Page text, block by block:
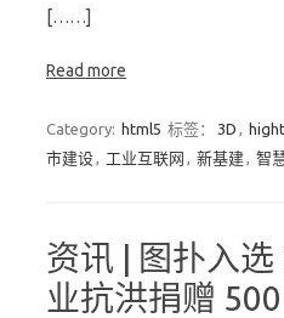
[……]
Read more
Category: html5 标签： 3D
市建设
工业互联网 新基建 智
资讯 | 图扑入
业抗洪捐赠